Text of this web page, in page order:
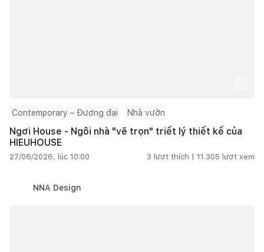
Contemporary – Đương đại Nhà vườn
Ngơi House - Ngôi nhà "vẽ trọn" triết lý thiết kế của
HIEUHOUSE
27/06/2026, lúc 10:00 3 lượt thích | 11.305 lượt xem
NNA Design